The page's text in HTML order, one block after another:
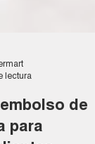
lectura
de